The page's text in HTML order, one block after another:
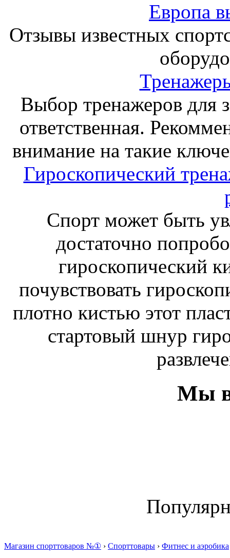
Европа
Отзывы известных
Выбор тренажеров для
ответственная.
внимание на такие
Гироскопический
Спорт может быть
достаточно
гироскопический
почувствовать
плотно кистью этот
стартовый шнур
Мы в
Магазин спорттоваров №① › Спорттовары › Фитнес и аэробика